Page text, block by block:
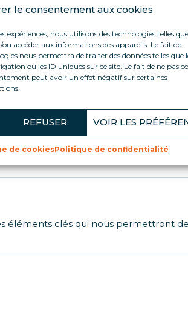
le consentement aux cookies
expériences, nous utilisons des technologies telles
accéder aux informations des appareils. Le fait de
nous permettra de traiter des données telles que
ou les ID uniques sur ce site. Le fait de ne pas
peut avoir un effet négatif sur certaines
REFUSER VOIR LES
de cookiesPolitique de confidentialité
éléments clés qui nous permettront